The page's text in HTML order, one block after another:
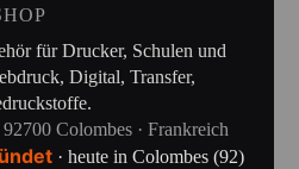
für Drucker, Schulen und
Digital, Transfer,
Colombes · Frankreich
· heute in Colombes (92)